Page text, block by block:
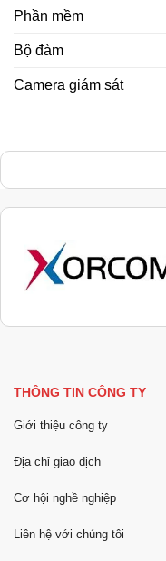
Phần mềm
Bộ đàm
Camera giám sát
THÔNG TIN CÔNG TY
Giới thiệu công ty
Địa chỉ giao dịch
Cơ hội nghề nghiệp
Liên hệ với chúng tôi